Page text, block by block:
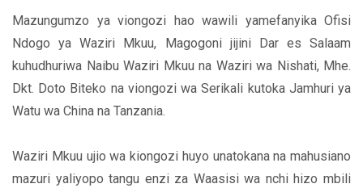
Mazungumzo ya viongozi hao wawili yamefanyika Ofisi
Ndogo ya Waziri Mkuu, Magogoni jijini Dar es Salaam
kuhudhuriwa Naibu Waziri Mkuu na Waziri wa Nishati, Mhe.
Dkt. Doto Biteko na viongozi wa Serikali kutoka Jamhuri ya
Watu wa China na Tanzania.
Waziri Mkuu ujio wa kiongozi huyo unatokana na mahusiano
mazuri yaliyopo tangu enzi za Waasisi wa nchi hizo mbili